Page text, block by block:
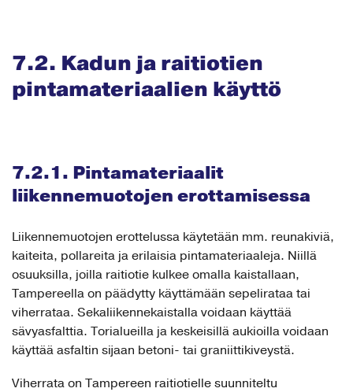
7.2. Kadun ja raitiotien
pintamateriaalien käyttö
7.2.1. Pintamateriaalit
liikennemuotojen erottamisessa
Liikennemuotojen erottelussa käytetään mm. reunakiviä,
kaiteita, pollareita ja erilaisia pintamateriaaleja. Niillä
osuuksilla, joilla raitiotie kulkee omalla kaistallaan,
Tampereella on päädytty käyttämään sepelirataa tai
viherrataa. Sekaliikennekaistalla voidaan käyttää
sävyasfalttia. Torialueilla ja keskeisillä aukioilla voidaan
käyttää asfaltin sijaan betoni- tai graniittikiveystä.
Viherrata on Tampereen raitiotielle suunniteltu